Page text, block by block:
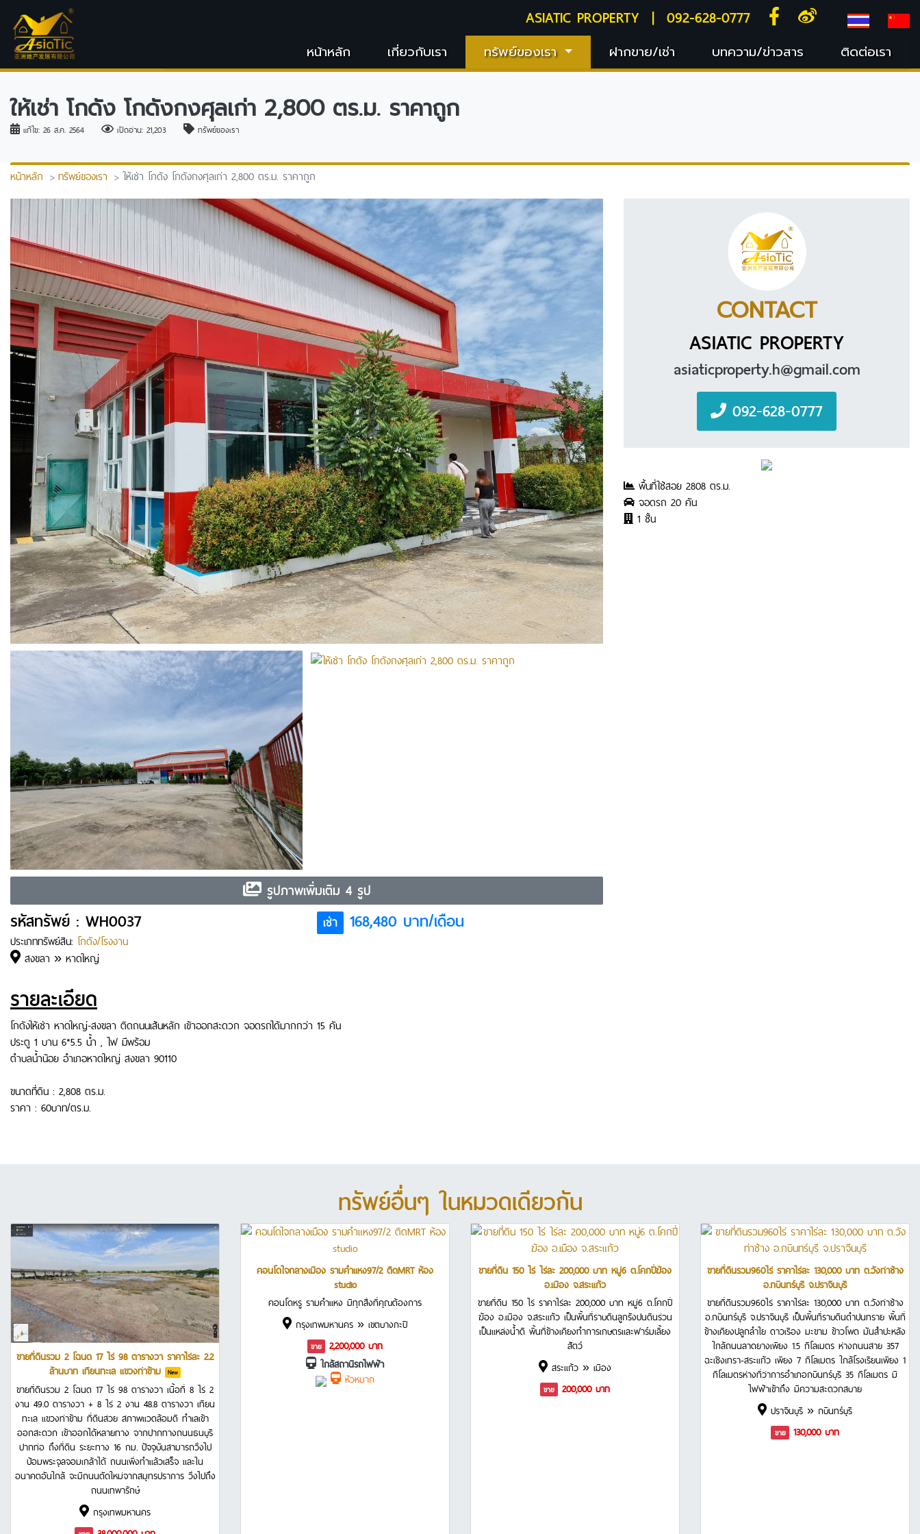
ASIATIC PROPERTY| 092-628-0777
หน้าหลัก เกี่ยวกับเรา ทรัพย์ของเรา ฝากขาย/เช่า บทความ/ข่าวสาร ติดต่อเรา
ให้เช่า โกดัง โกดังกงศุลเก่า 2,800 ตร.ม. ราคาถูก
แก้ไข: 26 ส.ค. 2564 เปิดอ่าน: 21,203 ทรัพย์ของเรา
หน้าหลัก ทรัพย์ของเรา ให้เช่า โกดัง โกดังกงศุลเก่า 2,800 ตร.ม. ราคาถูก
รูปภาพเพิ่มเติม 4 รูป
รหัสทรัพย์ : WH0037
ประเภททรัพย์สิน: โกดัง/โรงงาน
สงขลา » หาดใหญ่
เช่า 168,480 บาท/เดือน
รายละเอียด
โกดังให้เช่า หาดใหญ่-สงขลา ติดถนนเส้นหลัก เข้าออกสะดวก จอดรถได้มากกว่า 15 คัน
ประตู 1 บาน 6*5.5 น้ำ , ไฟ มีพร้อม
ตำบลน้ำน้อย อำเภอหาดใหญ่ สงขลา 90110
ขนาดที่ดิน : 2,808 ตร.ม.
ราคา : 60บาท/ตร.ม.
CONTACT
ASIATIC PROPERTY
asiaticproperty.h@gmail.com
092-628-0777
พื้นที่ใช้สอย 2808 ตร.ม.
จอดรถ 20 คัน
1 ชั้น
ทรัพย์อื่นๆ ในหมวดเดียวกัน
ขายที่ดินรวม 2 โฉนด 17 ไร่ 98 ตารางวา ราคาไร่ละ 2.2
ล้านบาท เทียนทะเล เเขวงท่าข้าม
New
ขายที่ดินรวม 2 โฉนด 17 ไร่ 98 ตารางวา เนื้อที่ 8 ไร่ 2
งาน 49.0 ตารางวา + 8 ไร่ 2 งาน 48.8 ตารางวา เทียน
ทะเล เเขวงท่าข้าม ที่ดินสวย สภาพแวดล้อมดี ทำเลเข้า
ออกสะดวก เข้าออกได้หลายทาง จากปากทางถนนธนบุรี
ปากท่อ ถึงที่ดิน ระยะทาง 16 กม. ปัจจุบันสามารถวิ่งไป
ป้อมพระจุลจอมเกล้าได้ ถนนเพิ่งทำแล้วเสร็จ และใน
อนาคตอันใกล้ จะมีถนนตัดใหม่จากสมุทรปราการ วิ่งไปถึง
ถนนเทพารักษ์
กรุงเทพมหานคร
คอนโดใจกลางเมือง รามคำแหง97/2 ติดMRT ห้อง
studio
คอนโดหรู รามคำแหง มีทุกสิ่งที่คุณต้องการ
กรุงเทพมหานคร » เขตบางกะปิ
ขาย
2,200,000 บาท
ใกล้สถานีรถไฟฟ้า
หัวหมาก
ขายที่ดิน 150 ไร่ ไร่ละ 200,000 บาท หมู่6 ต.โคกปี่ฆ้อง
อ.เมือง จ.สระแก้ว
ขายที่ดิน 150 ไร่ ราคาไร่ละ 200,000 บาท หมู่6 ต.โคกปี่
ฆ้อง อ.เมือง จ.สระแก้ว เป็นพื้นที่ราบดินลูกรังปนดินร่วน
เป็นแหล่งน้ำดี พื้นที่ข้างเคียงทำการเกษตรและฟาร์มเลี้ยง
สัตว์
สระแก้ว » เมือง
ขาย 200,000 บาท
ขายที่ดินรวม960ไร่ ราคาไร่ละ 130,000 บาท ต.วังท่าช้าง
อ.กบินทร์บุรี จ.ปราจีนบุรี
ขายที่ดินรวม960ไร่ ราคาไร่ละ 130,000 บาท ต.วังท่าช้าง
อ.กบินทร์บุรี จ.ปราจีนบุรี เป็นพื้นที่ราบดินดำปนทราย พื้นที่
ข้างเคียงปลูกลำไย ดาวเรือง มะขาม ข้าวโพด มันสำปะหลัง
ใกล้ถนนลาดยางเพียง 1.5 กิโลเมตร ห่างถนนสาย 357
ฉะเชิงเทรา-สระแก้ว เพียง 7 กิโลเมตร ใกล้โรงเรียนเพียง 1
กิโลเมตรห่างที่ว่าการอำเภอกบินทร์บุรี 35 กิโลเมตร มี
ไฟฟ้าเข้าถึง มีความสะดวกสบาย
ปราจีนบุรี » กบินทร์บุรี
ขาย 130,000 บาท